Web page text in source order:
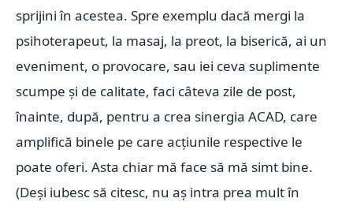
sprijini în acestea. Spre exemplu dacă mergi la
psihoterapeut, la masaj, la preot, la biserică, ai un
eveniment, o provocare, sau iei ceva suplimente
scumpe și de calitate, faci câteva zile de post,
înainte, după, pentru a crea sinergia ACAD, care
amplifică binele pe care acțiunile respective le
poate oferi. Asta chiar mă face să mă simt bine.
(Deși iubesc să citesc, nu aș intra prea mult în